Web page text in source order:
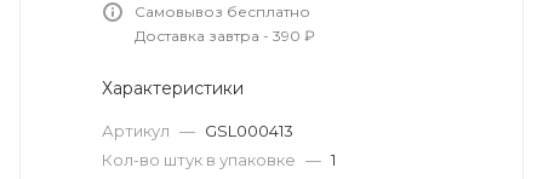
Самовывоз бесплатно
Доставка завтра - 390 ₽
Характеристики
Артикул — GSL000413
Кол-во штук в упаковке — 1